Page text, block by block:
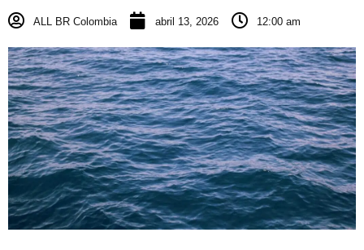
ALL BR Colombia abril 13, 2026 12:00 am